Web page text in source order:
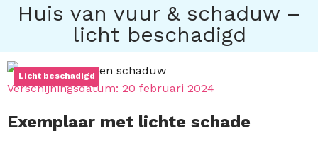
Huis van vuur & schaduw –
licht beschadigd
Licht beschadigd
Verschijningsdatum: 20 februari 2024
Exemplaar met lichte schade